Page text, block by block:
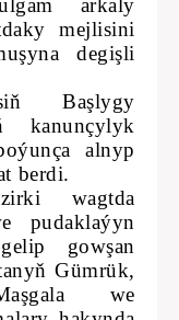
arkaly
mejlisini
degişli
Başlygy
kanunçylyk
alnyp
berdi.
wagtda
pudaklaýyn
gowşan
Gümrük,
we